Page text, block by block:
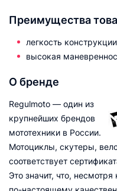
Преимущества
легкость
высокая
О бренде
Regulmoto — один из
крупнейших брендов
мототехники в России.
Мотоциклы, скутеры,
соответствует
Это значит, что,